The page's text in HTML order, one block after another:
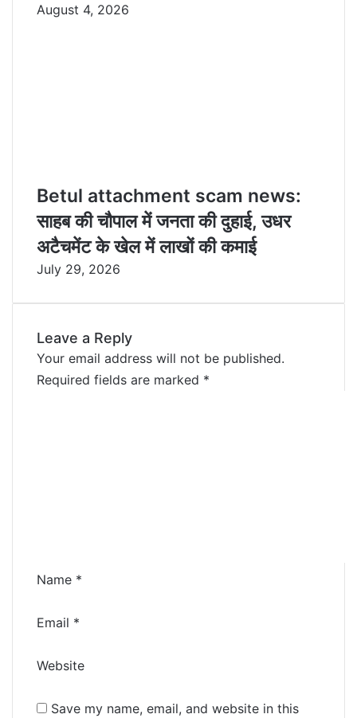
August 4, 2026
Betul attachment scam news:
साहब की चौपाल में जनता की दुहाई, उधर
अटैचमेंट के खेल में लाखों की कमाई
July 29, 2026
Leave a Reply
Your email address will not be published.
Required fields are marked *
Name *
Email *
Website
Save my name, email, and website in this